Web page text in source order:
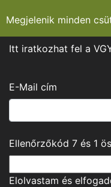
Megjelenik minden
Itt iratkozhat fel a
E-Mail cím
Ellenőrzőkód 7 és 1
Elolvastam és